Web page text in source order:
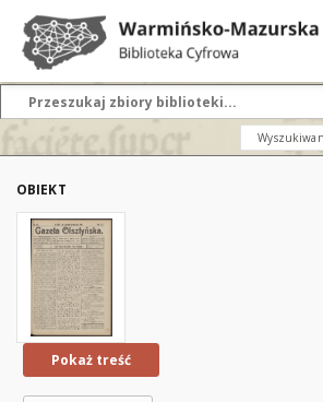
OBIEKT
Pokaż treść